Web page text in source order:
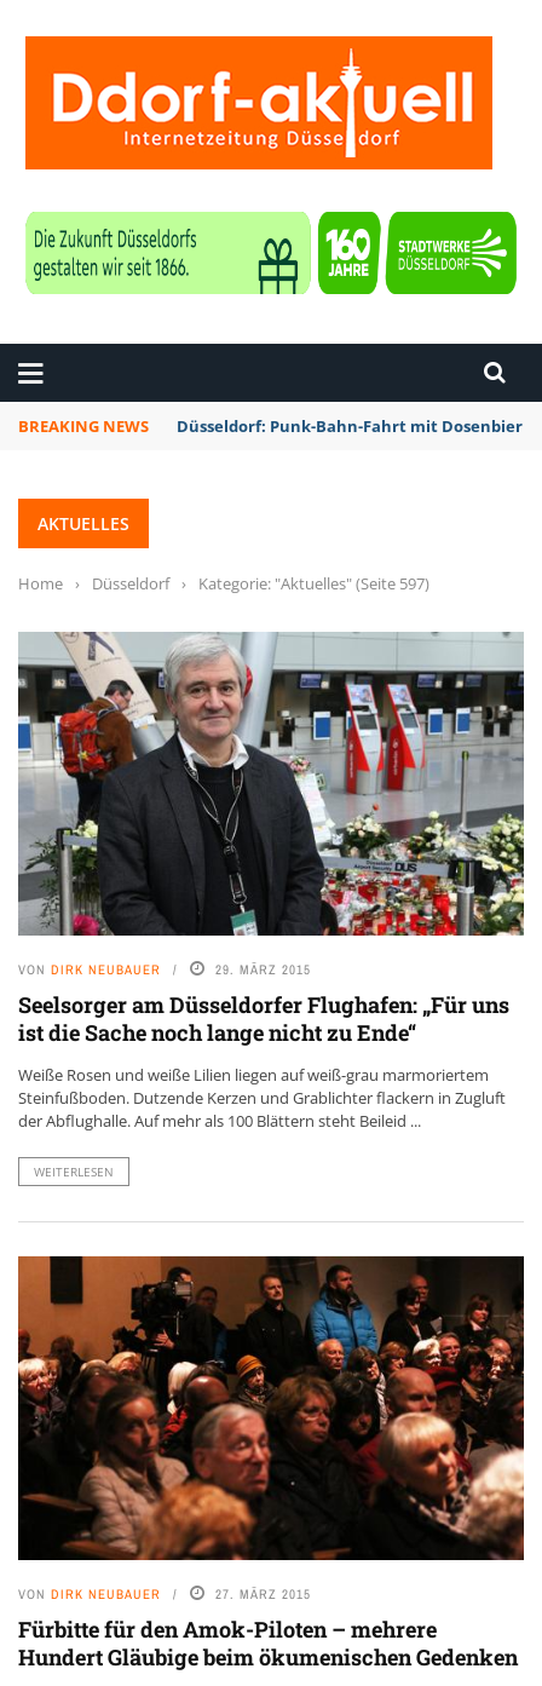
BREAKING NEWS Düsseldorf: Rheinbahn testet Technik zur
AKTUELLES
Home › Düsseldorf › Kategorie: "Aktuelles"(Seite 597)
VON DIRK NEUBAUER 29. MÄRZ 2015
Seelsorger am Düsseldorfer Flughafen: „Für uns
ist die Sache noch lange nicht zu Ende“
Weiße Rosen und weiße Lilien liegen auf weiß-grau marmoriertem
Steinfußboden. Dutzende Kerzen und Grablichter flackern in Zugluft
der Abflughalle. Auf mehr als 100 Blättern steht Beileid ...
WEITERLESEN
VON DIRK NEUBAUER 27. MÄRZ 2015
Fürbitte für den Amok-Piloten – mehrere
Hundert Gläubige beim ökumenischen Gedenken